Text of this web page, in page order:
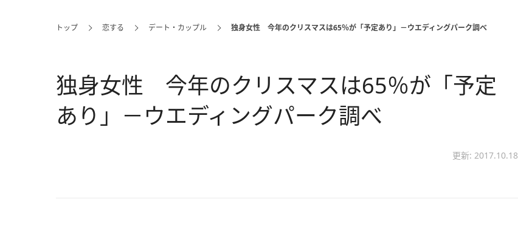
トップ 恋する デート・カップル 独身女性 今年のクリスマスは65％が「予定あり」－ウエディングパーク調べ
独身女性 今年のクリスマスは65％が「予定
あり」－ウエディングパーク調べ
更新: 2017.10.18